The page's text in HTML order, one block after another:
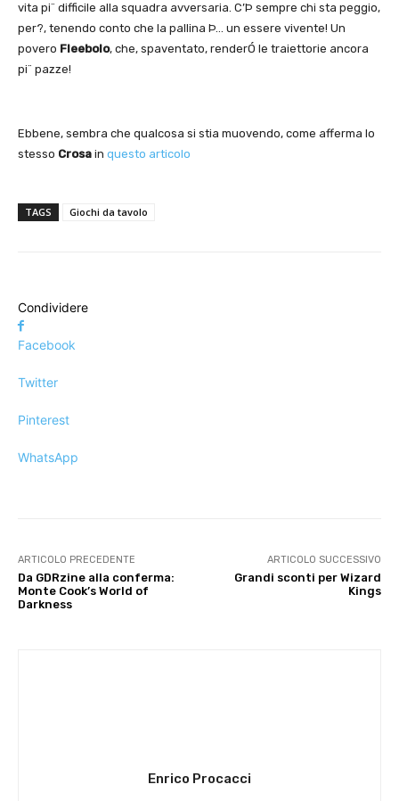
vita pi¨ difficile alla squadra avversaria. C’Þ sempre chi sta peggio,
per?, tenendo conto che la pallina Þ… un essere vivente! Un
povero Fleebolo, che, spaventato, renderÓ le traiettorie ancora
pi¨ pazze!
Ebbene, sembra che qualcosa si stia muovendo, come afferma lo
stesso Crosa in questo articolo
TAGS Giochi da tavolo
Condividere
Facebook
Twitter
Pinterest
WhatsApp
ARTICOLO PRECEDENTE
Da GDRzine alla conferma:
Monte Cook’s World of
Darkness
ARTICOLO SUCCESSIVO
Grandi sconti per Wizard
Kings
Enrico Procacci